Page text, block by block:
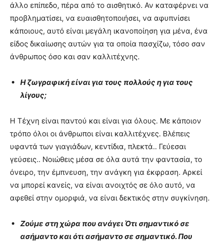
άλλο επίπεδο, πέρα από το αισθητικό. Αν καταφέρνει να
προβληματίσει, να ευαισθητοποιήσει, να αφυπνίσει
κάποιους, αυτό είναι μεγάλη ικανοποίηση για μένα, ένα
είδος δικαίωσης αυτών για τα οποία πασχίζω, τόσο σαν
άνθρωπος όσο και σαν καλλιτέχνης.
Η ζωγραφική είναι για τους πολλούς η για τους
λίγους;
Η Τέχνη είναι παντού και είναι για όλους. Με κάποιον
τρόπο όλοι οι άνθρωποι είναι καλλιτέχνες. Βλέπεις
υφαντά των γιαγιάδων, κεντίδια, πλεκτά.. Γεύεσαι
γεύσεις.. Νοιώθεις μέσα σε όλα αυτά την φαντασία, το
όνειρο, την έμπνευση, την ανάγκη για έκφραση. Αρκεί
να μπορεί κανείς, να είναι ανοιχτός σε όλο αυτό, να
αφεθεί στην ομορφιά, να είναι δεκτικός στην συγκίνηση.
Ζούμε στη χώρα που ανάγει Ότι σημαντικό σε
ασήμαντο και ότι ασήμαντο σε σημαντικό. Που